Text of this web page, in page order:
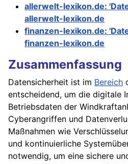
allerwelt-lexikon.de:
allerwelt-lexikon.de
finanzen-lexikon.de:
finanzen-lexikon.de
Zusammenfassung
Datensicherheit ist im Bereich
entscheidend, um die digitale
Betriebsdaten der
Cyberangriffen und
Maßnahmen wie
und kontinuierliche
notwendig, um eine sichere